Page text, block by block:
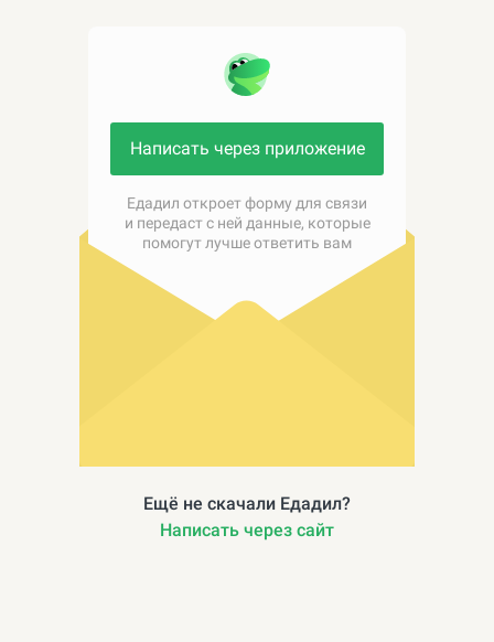
Написать через приложение
Едадил откроет форму для связи
и передаст с ней данные, которые
помогут лучше ответить вам
Ещё не скачали Едадил?
Написать через сайт